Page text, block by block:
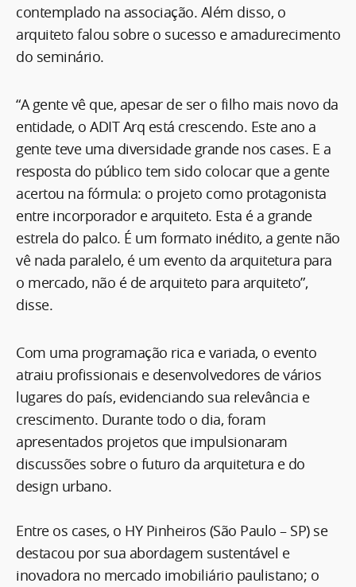
contemplado na associação. Além disso, o
arquiteto falou sobre o sucesso e amadurecimento
do seminário.
“A gente vê que, apesar de ser o filho mais novo da
entidade, o ADIT Arq está crescendo. Este ano a
gente teve uma diversidade grande nos cases. E a
resposta do público tem sido colocar que a gente
acertou na fórmula: o projeto como protagonista
entre incorporador e arquiteto. Esta é a grande
estrela do palco. É um formato inédito, a gente não
vê nada paralelo, é um evento da arquitetura para
o mercado, não é de arquiteto para arquiteto”,
disse.
Com uma programação rica e variada, o evento
atraiu profissionais e desenvolvedores de vários
lugares do país, evidenciando sua relevância e
crescimento. Durante todo o dia, foram
apresentados projetos que impulsionaram
discussões sobre o futuro da arquitetura e do
design urbano.
Entre os cases, o HY Pinheiros (São Paulo – SP) se
destacou por sua abordagem sustentável e
inovadora no mercado imobiliário paulistano; o